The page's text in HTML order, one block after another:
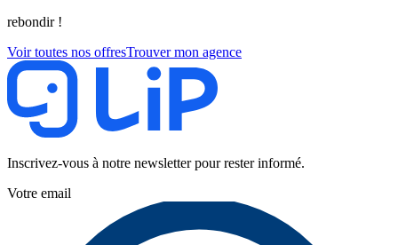
rebondir !
Voir toutes nos offresTrouver mon agence
Inscrivez-vous à notre newsletter pour rester informé.
Votre email